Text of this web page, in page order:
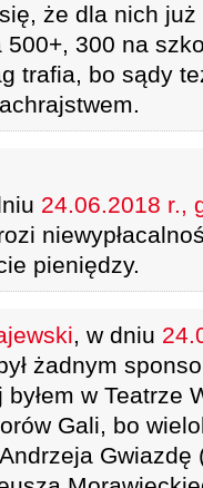
że dla nich już
500+, 300 na
trafia, bo sądy
24.06.2018 r.,
pieniędzy.
, w dniu
żadnym
w Teatrze
Gali, bo
Gwiazdę